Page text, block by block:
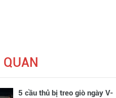
QUAN
5 cầu thủ bị treo giò ngày V-